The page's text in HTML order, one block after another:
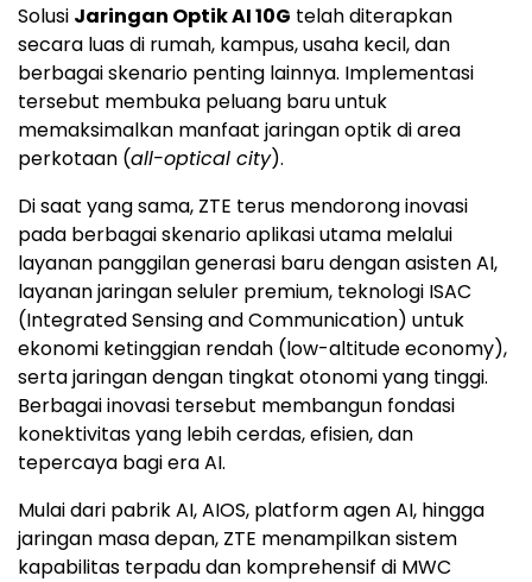
Solusi Jaringan Optik AI 10G telah diterapkan
secara luas di rumah, kampus, usaha kecil, dan
berbagai skenario penting lainnya. Implementasi
tersebut membuka peluang baru untuk
memaksimalkan manfaat jaringan optik di area
perkotaan (all-optical city).
Di saat yang sama, ZTE terus mendorong inovasi
pada berbagai skenario aplikasi utama melalui
layanan panggilan generasi baru dengan asisten AI,
layanan jaringan seluler premium, teknologi ISAC
(Integrated Sensing and Communication) untuk
ekonomi ketinggian rendah (low-altitude economy),
serta jaringan dengan tingkat otonomi yang tinggi.
Berbagai inovasi tersebut membangun fondasi
konektivitas yang lebih cerdas, efisien, dan
tepercaya bagi era AI.
Mulai dari pabrik AI, AIOS, platform agen AI, hingga
jaringan masa depan, ZTE menampilkan sistem
kapabilitas terpadu dan komprehensif di MWC